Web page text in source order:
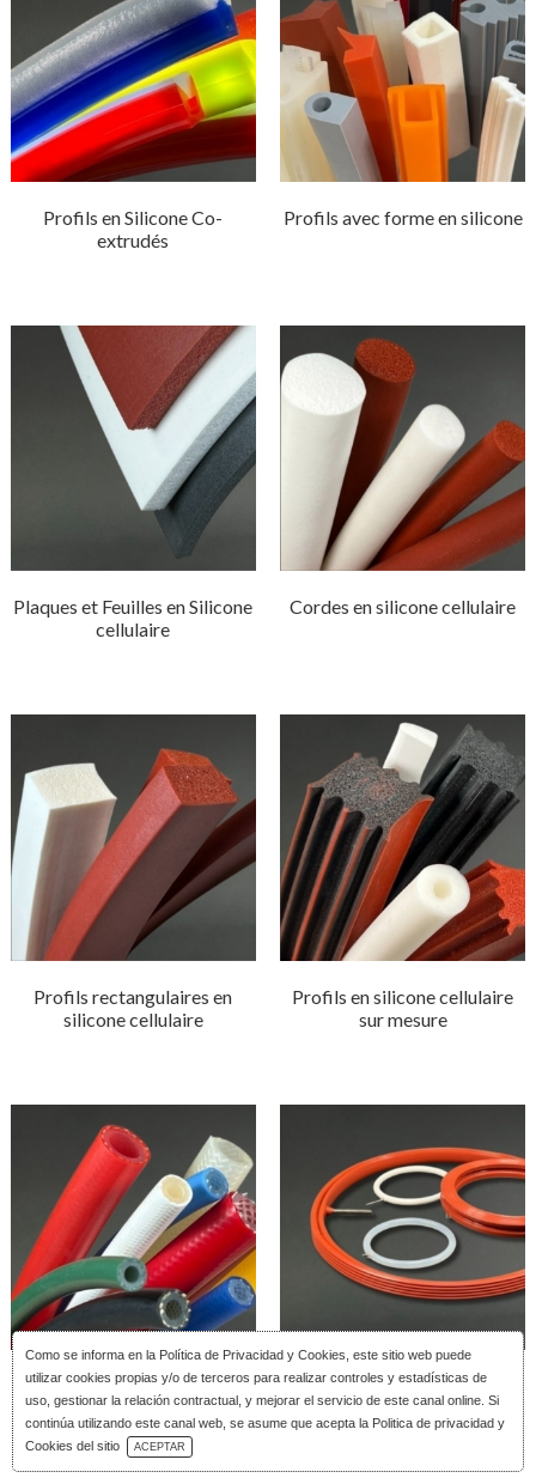
Como se informa en la Política de Privacidad y Cookies , este sitio web puede
utilizar cookies propias y/o de terceros para realizar controles y estadísticas de
uso, gestionar la relación contractual, y mejorar el servicio de este canal online. Si
continúa utilizando este canal web, se asume que acepta la Politica de privacidad y
Cookies del sitio
ACEPTAR
Profils en Silicone Co-
extrudés
Profils avec forme en silicone
Plaques et Feuilles en Silicone
cellulaire
Cordes en silicone cellulaire
Profils rectangulaires en
silicone cellulaire
Profils en silicone cellulaire
sur mesure
Tuyaux en silicone renforcé
par tresse
Joints gonflables en silicone
Télécharger le Catalogue